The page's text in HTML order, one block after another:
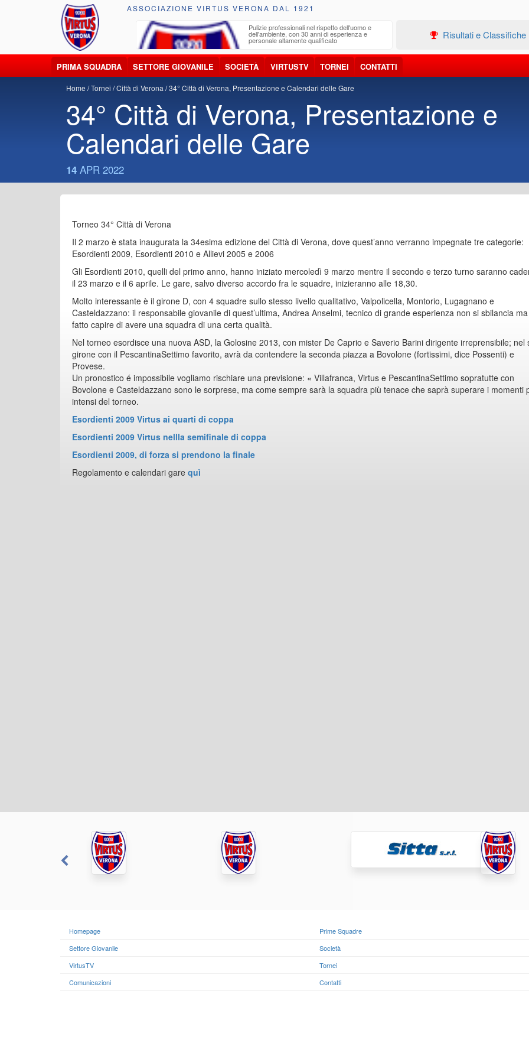
ASSOCIAZIONE VIRTUS VERONA DAL 1921
trasporto, smaltimento e recupero di Pulizie professionali nel rispetto dell'uomo e
dell'ambiente, con 30 anni di esperienza e
personale altamente qualificato Risultati e Classifiche
PRIMA SQUADRA SETTORE GIOVANILE SOCIETÀ VIRTUSTV TORNEI CONTATTI
Home Tornei Città di Verona 34° Città di Verona, Presentazione e Calendari delle Gare
34° Città di Verona, Presentazione e
Calendari delle Gare
14 APR 2022
Torneo 34° Città di Verona
Il 2 marzo è stata inaugurata la 34esima edizione del Città di Verona, dove quest’anno verranno impegnate tre categorie:
Esordienti 2009, Esordienti 2010 e Allievi 2005 e 2006
Gli Esordienti 2010, quelli del primo anno, hanno iniziato mercoledì 9 marzo mentre il secondo e terzo turno saranno
il 23 marzo e il 6 aprile. Le gare, salvo diverso accordo fra le squadre, inizieranno alle 18,30.
Molto interessante è il girone D, con 4 squadre sullo stesso livello qualitativo, Valpolicella, Montorio, Lugagnano e
Casteldazzano: il responsabile giovanile di quest’ultima, Andrea Anselmi, tecnico di grande esperienza non si sbilancia
fatto capire di avere una squadra di una certa qualità.
Nel torneo esordisce una nuova ASD, la Golosine 2013, con mister De Caprio e Saverio Barini dirigente irreprensibile; nel
girone con il PescantinaSettimo favorito, avrà da contendere la seconda piazza a Bovolone (fortissimi, dice Possenti) e
Provese.
Un pronostico é impossibile vogliamo rischiare una previsione: « Villafranca, Virtus e PescantinaSettimo sopratutte con
Bovolone e Casteldazzano sono le sorprese, ma come sempre sarà la squadra più tenace che saprà superare i momenti
intensi del torneo.
Esordienti 2009 Virtus ai quarti di coppa
Esordienti 2009 Virtus nellla semifinale di coppa
Esordienti 2009, di forza si prendono la finale
Regolamento e calendari gare quì
Homepage
Prime Squadre
Settore Giovanile
Società
VirtusTV
Tornei
Comunicazioni
Contatti